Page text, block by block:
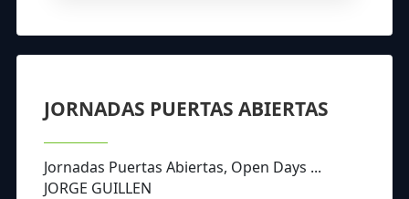
JORNADAS PUERTAS ABIERTAS
Jornadas Puertas Abiertas, Open Days ...
JORGE GUILLEN